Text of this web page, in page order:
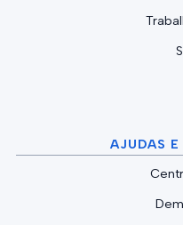
AJUDAS